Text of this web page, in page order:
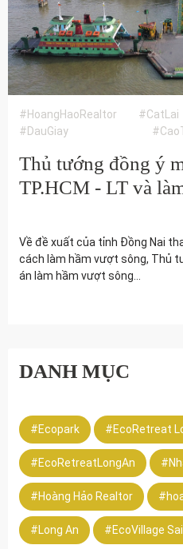
#HoangHaoRealtor #CatLai
#DauGiay
Thủ tướng đồng ý
TP.HCM - LT và
Về đề xuất của tỉnh Đồng Nai
cách làm hầm vượt sông, Thủ
án làm hầm vượt sông...
DANH MỤC
#Ecopark #EcoRetreat
#EcoRetreatLongAn
#Hoàng Hảo Realtor
#Long An #EcoVillage